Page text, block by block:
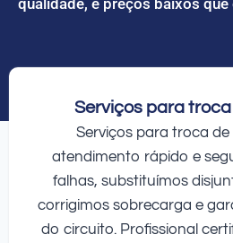
Serviços para
Serviços para troca
atendimento rápido e
falhas, substituímos
corrigimos sobrecarga e
do circuito. Profissional